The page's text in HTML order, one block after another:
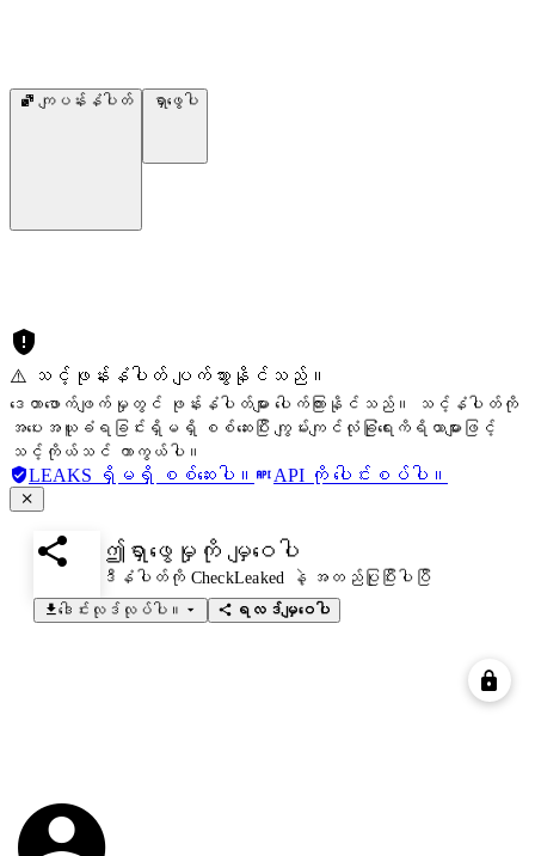
ကျပန်းနံပါတ် ရှာဖွေပါ
⚠️ သင့်ဖုန်းနံပါတ် ပျက်သွားနိုင်သည်။
ဒေတာဖောက်ဖျက်မှုတွင် ဖုန်းနံပါတ်များ ပေါက်ကြားနိုင်သည်။ သင့်နံပါတ်ကို
အပေးအယူခံရခြင်းရှိမရှိ စစ်ဆေးပြီး ကျွမ်းကျင်လုံခြုံရေးကိရိယာများဖြင့်
သင့်ကိုယ်သင် ကာကွယ်ပါ။
LEAKS ရှိမရှိ စစ်ဆေးပါ။ API ကို ပေါင်းစပ်ပါ။
ဤရှာဖွေမှုကို မျှဝေပါ
ဒီနံပါတ်ကို CheckLeaked နဲ့ အတည်ပြုပြီးပါပြီ
ဒေါင်းလုဒ်လုပ်ပါ။
ရလဒ်မျှဝေပါ